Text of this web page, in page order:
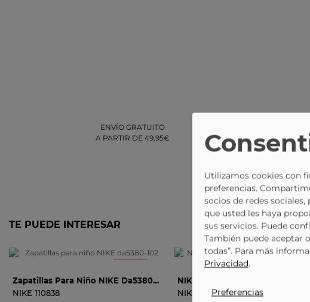
ENVÍO GRATUITO
A PARTIR DE 49,95€
GRATUITA
EN TIENDA
TE PUEDE INTERESAR
37.5
No está mi talla AVISADME
Zapatillas Para Niño NIKE Da5380-102 Blanco
NIKE 110838
2122
NIKE
110961
Utilizamos cookies con
preferencias.
socios de redes
que usted les haya
sus servicios. Puede
También puede aceptar
todas”. Para más
Privacidad.
Preferencias